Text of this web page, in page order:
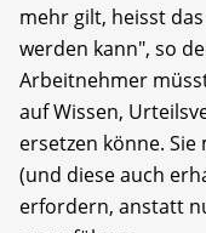
mehr gilt, heisst
werden kann", so
Arbeitnehmer
auf Wissen,
ersetzen könne.
(und diese auch
erfordern, anstatt